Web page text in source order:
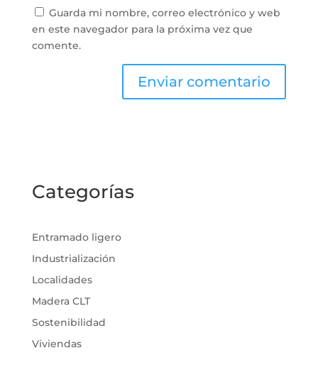
Guarda mi nombre, correo electrónico y web
en este navegador para la próxima vez que
comente.
Categorías
Entramado ligero
Industrialización
Localidades
Madera CLT
Sostenibilidad
Viviendas